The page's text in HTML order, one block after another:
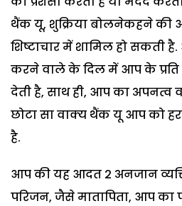
थैंक यू, शुक्रिया बोलनेकहने की
शिष्टाचार में शामिल हो सकती
करने वाले के दिल में आप के
देती है, साथ ही, आप का अपनत्व
छोटा सा वाक्य थैंक यू आप को
है.
आप की यह आदत 2 अनजान
परिजन, जैसे मातापिता, आप का